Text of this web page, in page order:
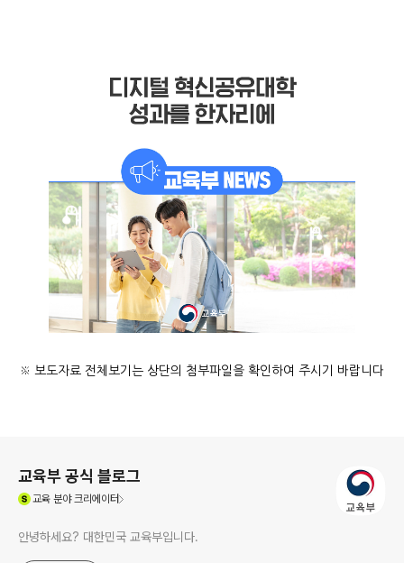
※ 보도자료 전체보기는 상단의 첨부파일을 확인하여 주시기 바랍니다
교육부 공식 블로그
교육분야 크리에이터
안녕하세요? 대한민국 교육부입니다.